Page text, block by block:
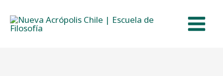
contenido